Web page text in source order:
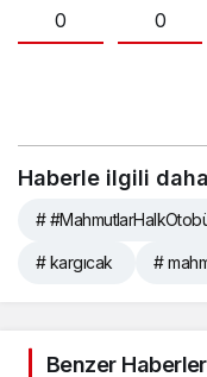
0 0
Haberle ilgili
#
# kargıcak #
Benzer Haberler